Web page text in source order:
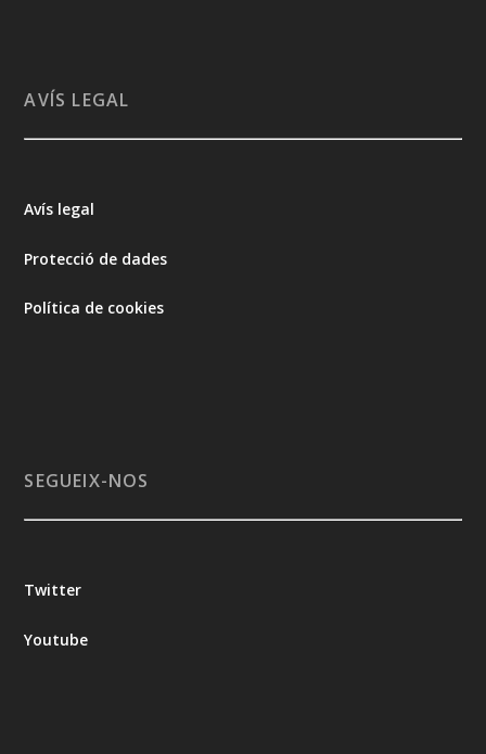
AVÍS LEGAL
Avís legal
Protecció de dades
Política de cookies
SEGUEIX-NOS
Twitter
Youtube